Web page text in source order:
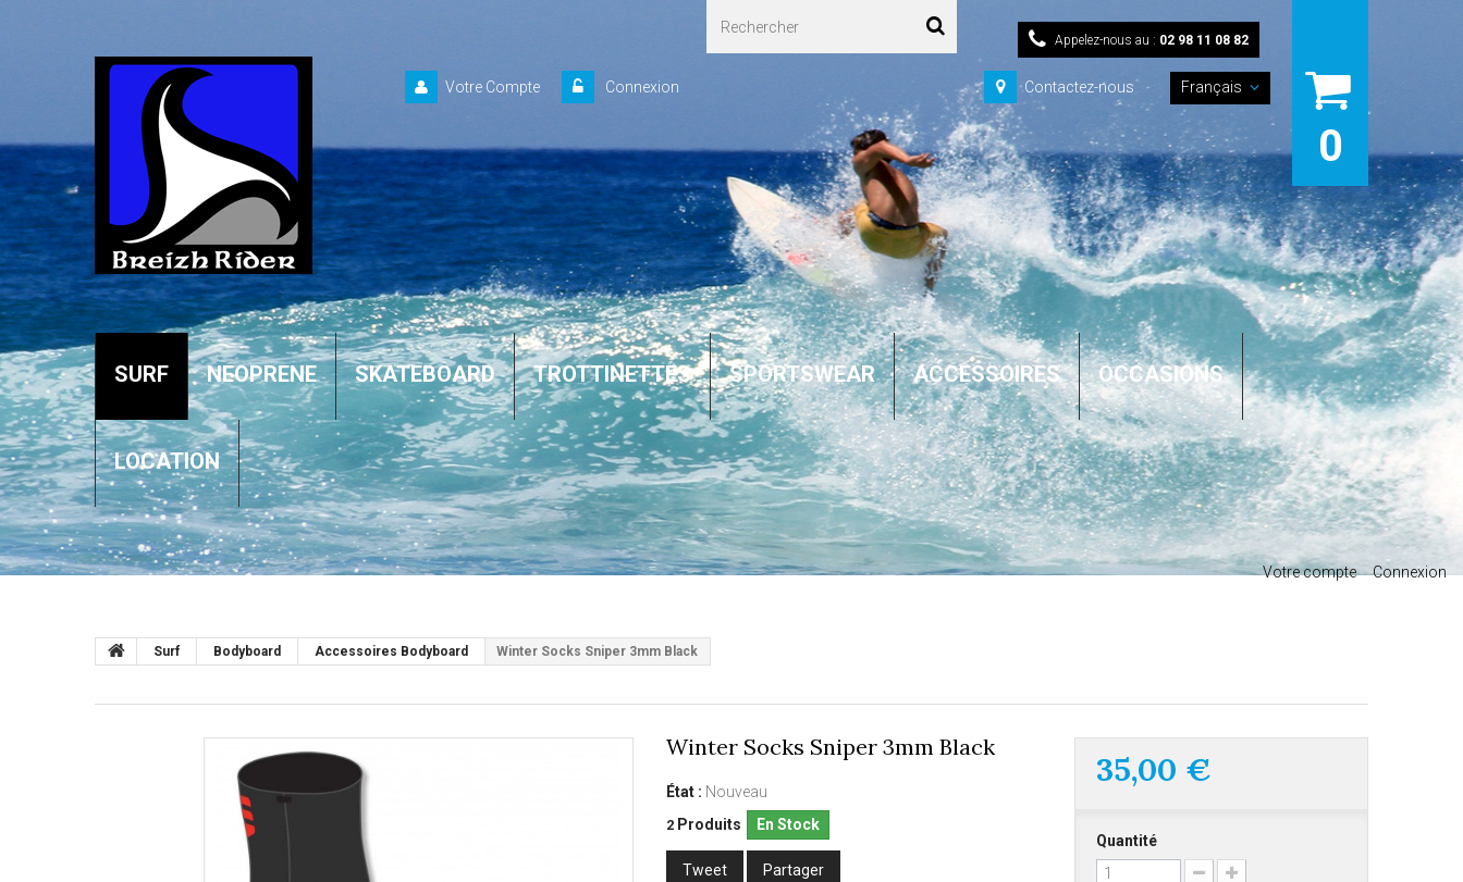
0
Français
Contactez-nous
Appelez-nous au : 02 98 11 08 82
Connexion
Votre Compte
SURF NEOPRENE SKATEBOARD TROTTINETTES SPORTSWEAR ACCESSOIRES OCCASIONS
LOCATION
Votre compte Connexion
Surf Bodyboard Accessoires Bodyboard Winter Socks Sniper 3mm Black
Winter Socks Sniper 3mm Black
État : Nouveau
2 Produits En Stock
Tweet Partager
35,00 €
Quantité